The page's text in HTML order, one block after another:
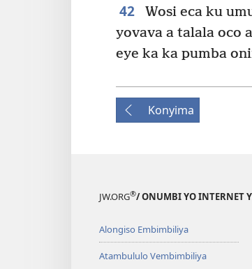
42
Wosi eca ku
yovava a talala oco
eye ka ka pumba
Konyima
JW.ORG®/ ONUMBI YO INTERNET
Alongiso Embimbiliya
Atambululo Vembimbiliya